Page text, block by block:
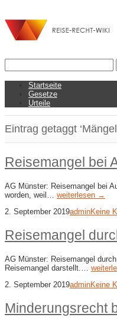
Startseite
Gesetze
Urteile
Eintrag getaggt
Reisemangel bei
AG Münster: Reisemangel bei
worden, weil… weiterlesen →
2. September 2019adminKeine
Reisemangel
AG Münster: Reisemangel
Reisemangel darstellt.…
2. September 2019adminKeine
Minderungsrecht